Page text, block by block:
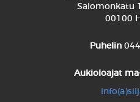
Salomonkatu
00100
Puhelin
Aukioloajat